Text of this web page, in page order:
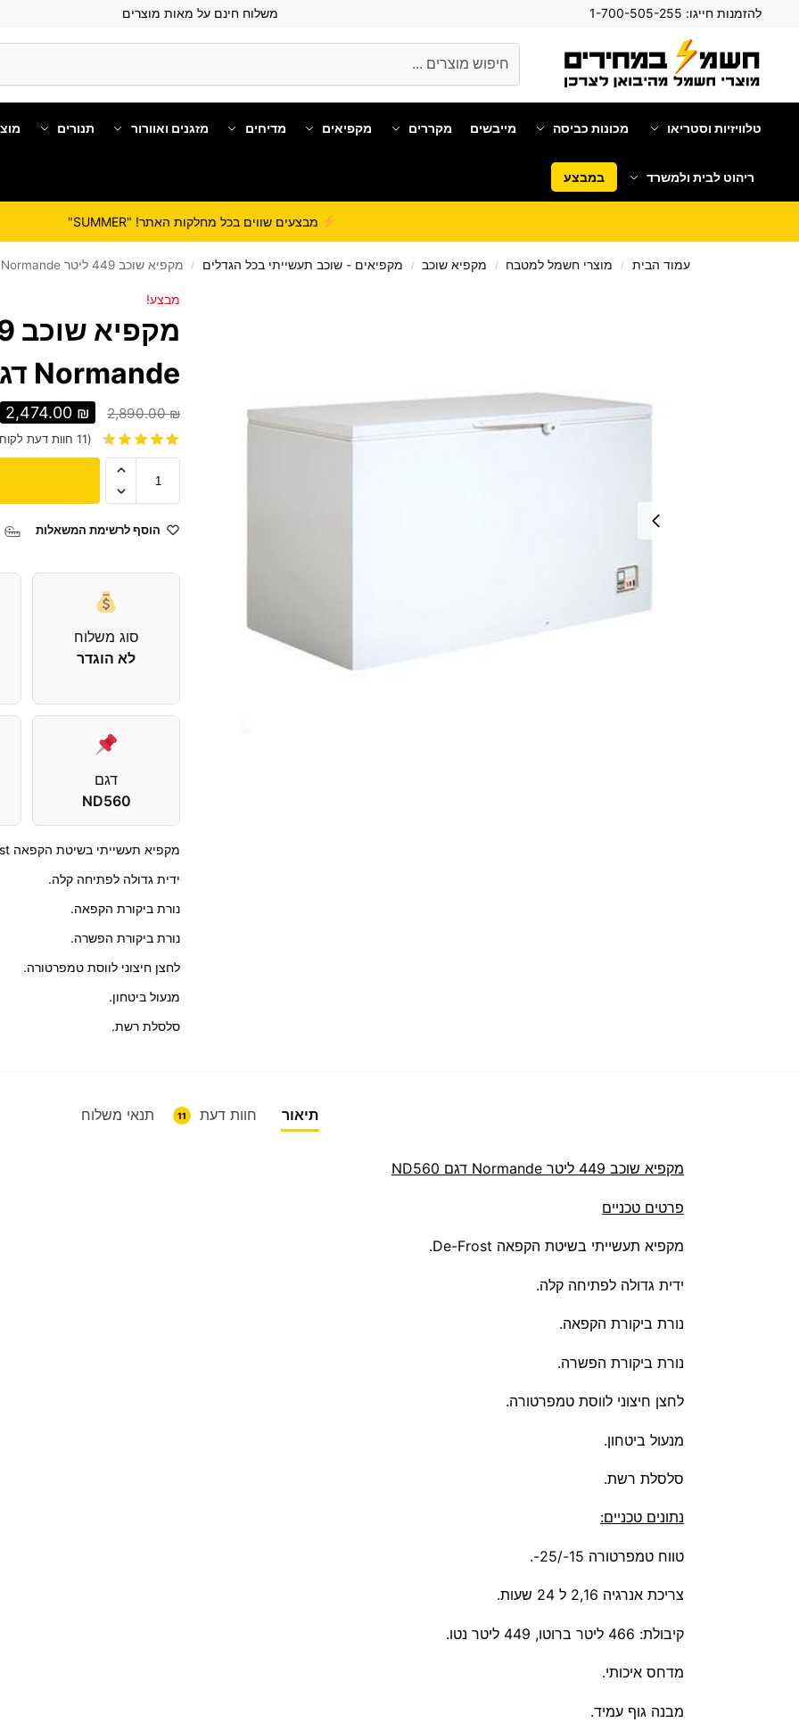
להזמנות חייגו: משלוח חינם על מאות מוצרים
טלוויזיות וסטריאו מכונות כביסה מייבשים מקררים מקפיאים מדיחים מזגנים ואוורור תנורים
ריהוט לבית ולמשרד במבצע
מבצעים שווים בכל מחלקות האתר! "SUMMER"
עמוד הבית / מוצרי חשמל למטבח / מקפיא שוכב / מקפיאים - שוכב תעשייתי בכל הגדלים / מקפיא שוכב 449 ליטר Normande דגם ND560
מבצע!
Normande דגם ND560
2,890.00₪
2,474.00 ₪
(
11 חוות דעת
הוסף לרשימת המשאלות
סוג משלוח
לא הוגדר
דגם
ND560
מקפיא תעשייתי בשיטת הקפאה De-Frost.
ידית גדולה לפתיחה קלה.
נורת ביקורת הקפאה.
נורת ביקורת הפשרה.
לחצן חיצוני לווסת טמפרטורה.
מנעול ביטחון.
סלסלת רשת.
תיאור חוות דעת 11 תנאי משלוח
מקפיא שוכב 449 ליטר Normande דגם ND560
פרטים טכניים
מקפיא תעשייתי בשיטת הקפאה De-Frost.
ידית גדולה לפתיחה קלה.
נורת ביקורת הקפאה.
נורת ביקורת הפשרה.
לחצן חיצוני לווסת טמפרטורה.
מנעול ביטחון.
סלסלת רשת.
נתונים טכניים:
טווח טמפרטורה 15-/25-.
צריכת אנרגיה 2,16 ל 24 שעות.
קיבולת: 466 ליטר ברוטו, 449 ליטר נטו.
מדחס איכותי.
מבנה גוף עמיד.